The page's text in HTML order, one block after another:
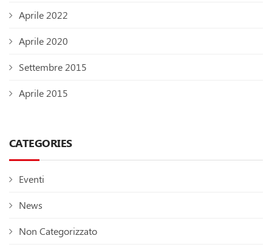
Aprile 2022
Aprile 2020
Settembre 2015
Aprile 2015
CATEGORIES
Eventi
News
Non Categorizzato